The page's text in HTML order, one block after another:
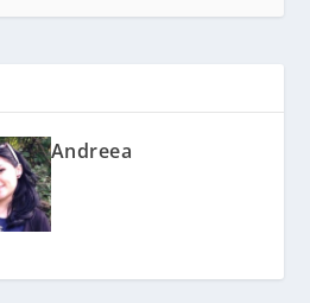
Andreea